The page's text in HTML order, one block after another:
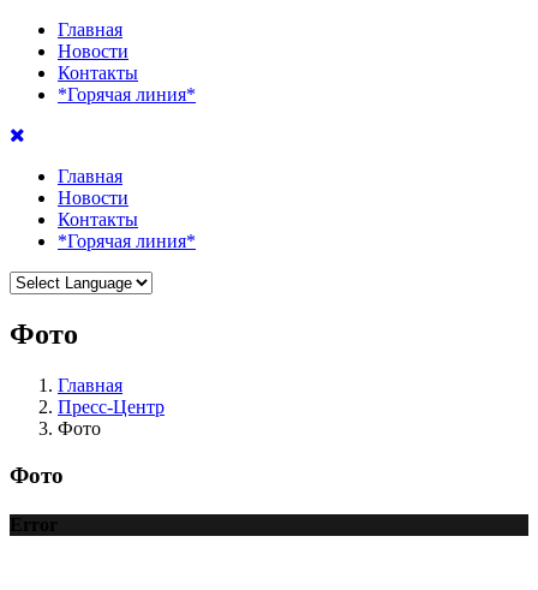
Главная
Новости
Контакты
*Горячая линия*
Главная
Новости
Контакты
*Горячая линия*
Фото
Главная
Пресс-Центр
Фото
Фото
Error